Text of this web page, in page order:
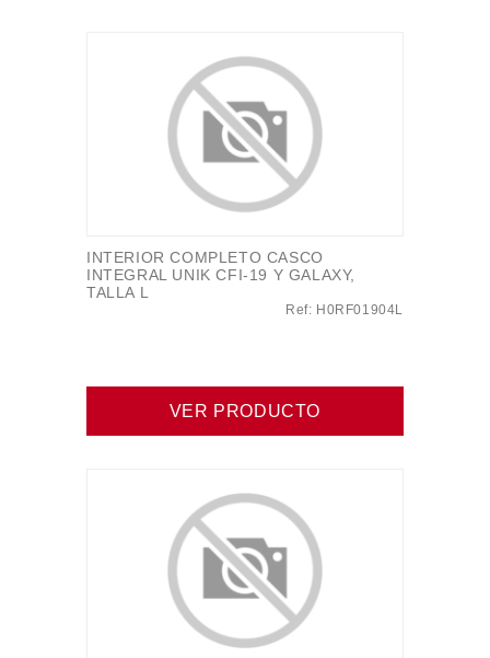
INTERIOR COMPLETO CASCO
INTEGRAL UNIK CFI-19 Y GALAXY,
TALLA L
Ref: H0RF01904L
VER PRODUCTO